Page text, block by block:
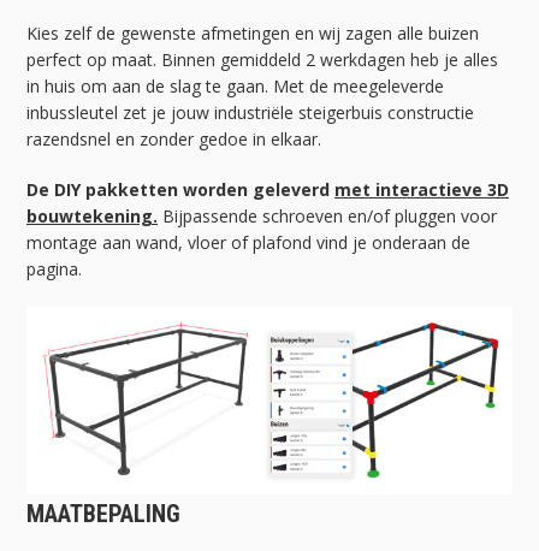
Kies zelf de gewenste afmetingen en wij zagen alle buizen
perfect op maat. Binnen gemiddeld 2 werkdagen heb je alles
in huis om aan de slag te gaan. Met de meegeleverde
inbussleutel zet je jouw industriële steigerbuis constructie
razendsnel en zonder gedoe in elkaar.
De DIY pakketten worden geleverd met interactieve 3D
bouwtekening. Bijpassende schroeven en/of pluggen voor
montage aan wand, vloer of plafond vind je onderaan de
pagina.
MAATBEPALING